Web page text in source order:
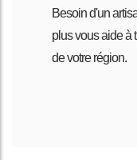
Besoin d'un
plus vous aide à
de votre région.